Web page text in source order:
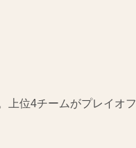
上位4チームがプレイオ